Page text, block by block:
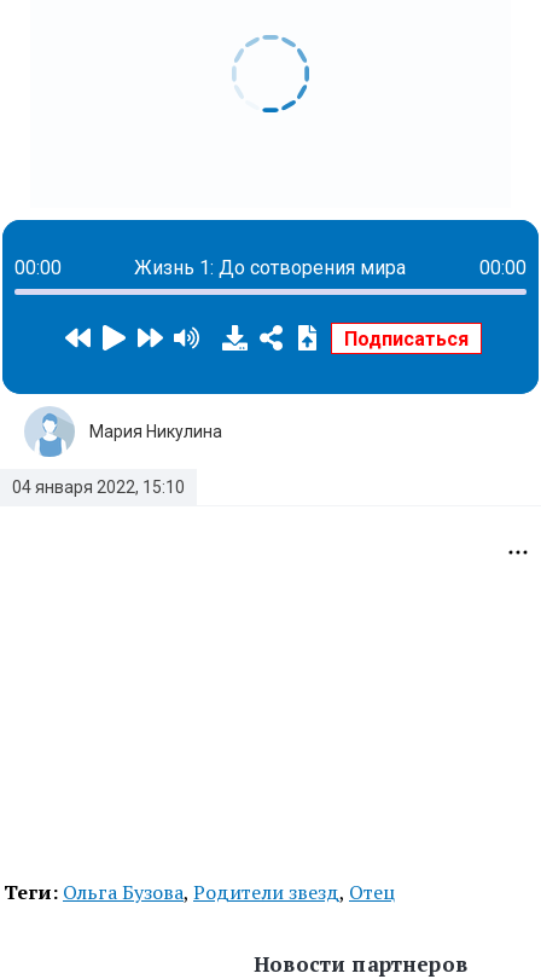
00:00 Жизнь 1: До сотворения мира 00:00
04 января 2022, 15:10
Мария Никулина
Теги: Ольга Бузова, Родители звезд, Отец
Новости партнеров